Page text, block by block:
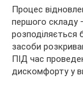
Процес
першого складу
розподіляється
засоби
ПІД час
дискомфорту у